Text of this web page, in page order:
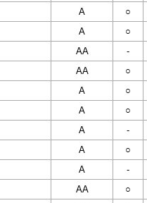
A ○
A ○
AA -
AA ○
A ○
A ○
A -
A ○
A -
AA ○